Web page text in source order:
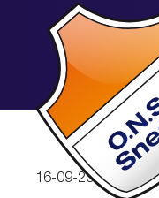
16-09-2019 19:00